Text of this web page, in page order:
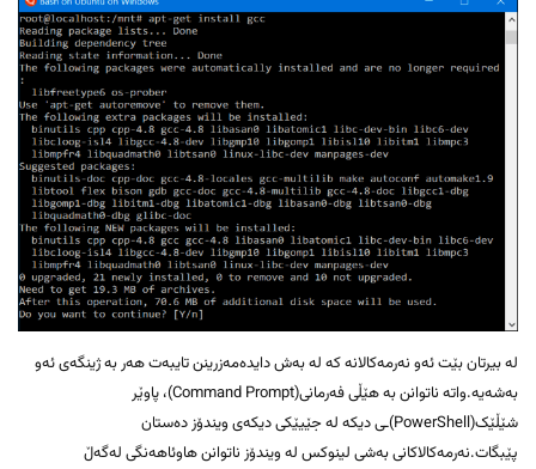
لە بیرتان بێت ئەو نەرمەکالانە کە لە بەش دایدەمەزرینن تایبەت هەر بە ژینگەی ئەو
بەشەیە.واتە ناتوانن بە هێڵی فەرمانی(Command Prompt)، پاوێر
شێڵێک(PowerShell)ـی دیکە لە جێیێکی دیکەی ویندۆز دەستان
پێبگات.نەرمەکالاکانی بەشی لینوکس لە ویندۆز ناتوانن هاوئاهەنگی لەگەڵ